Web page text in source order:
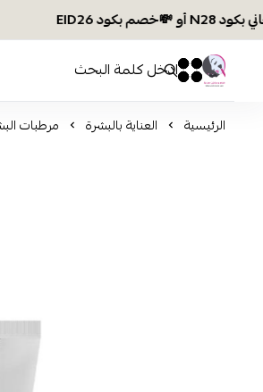
افكار ومخازن العناية
0 0
الرئيسية العناية بالبشرة مرطبات